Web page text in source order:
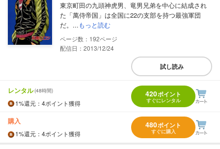
東京町田の九頭神虎男、竜男兄弟を中心に結成され
た「萬侍帝国」は全国に22の支部を持つ最強軍団
だ。...もっと読む
192
配信日：2013/12/24
試し読み
レンタル(48時間)
1%還元 ：4ポイント獲得
420ポイント
すぐにレンタル
購入
1%還元 ：4ポイント獲得
480ポイント
すぐに購入